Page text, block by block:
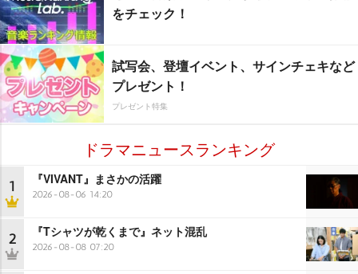
をチェック！
試写会、登壇イベント、サインチェキなど
プレゼント！
プレゼント特集
ドラマニュースランキング
1 『VIVANT』まさかの活躍
2026-08-06 14:20
2 『Tシャツが乾くまで』ネット混乱
2026-08-08 07:20